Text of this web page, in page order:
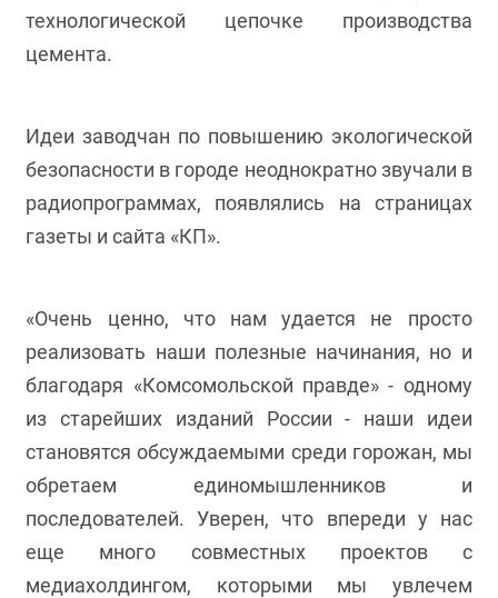
технологической цепочке производства
цемента.
Идеи заводчан по повышению экологической
безопасности в городе неоднократно звучали в
радиопрограммах, появлялись на страницах
газеты и сайта «КП».
«Очень ценно, что нам удается не просто
реализовать наши полезные начинания, но и
благодаря «Комсомольской правде» - одному
из старейших изданий России - наши идеи
становятся обсуждаемыми среди горожан, мы
обретаем единомышленников и
последователей. Уверен, что впереди у нас
еще много совместных проектов с
медиахолдингом, которыми мы увлечем